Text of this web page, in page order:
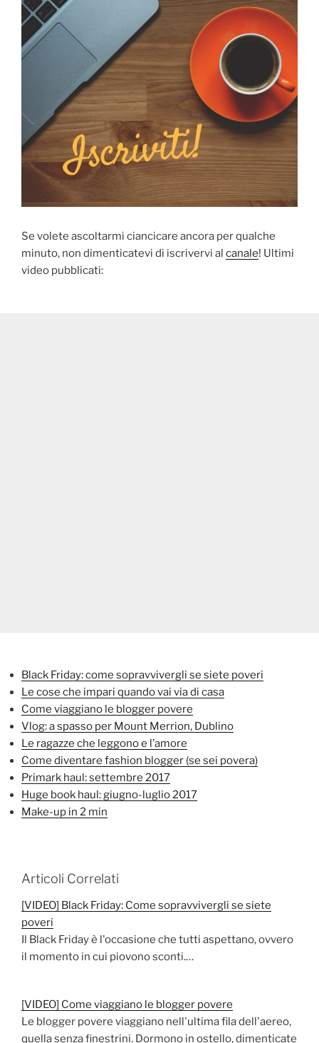
Se volete ascoltarmi ciancicare ancora per qualche
minuto, non dimenticatevi di iscrivervi al canale! Ultimi
video pubblicati:
Black Friday: come sopravvivergli se siete poveri
Le cose che impari quando vai via di casa
Come viaggiano le blogger povere
Vlog: a spasso per Mount Merrion, Dublino
Le ragazze che leggono e l’amore
Come diventare fashion blogger (se sei povera)
Primark haul: settembre 2017
Huge book haul: giugno-luglio 2017
Make-up in 2 min
Articoli Correlati
[VIDEO] Black Friday: Come sopravvivergli se siete
poveri
Il Black Friday è l'occasione che tutti aspettano, ovvero
il momento in cui piovono sconti.…
[VIDEO] Come viaggiano le blogger povere
Le blogger povere viaggiano nell'ultima fila dell'aereo,
quella senza finestrini. Dormono in ostello, dimenticate